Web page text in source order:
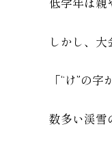
しかし、大
「“け”の
数多い渓雪